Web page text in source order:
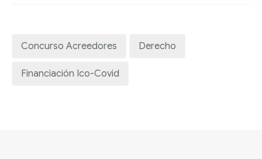
Concurso Acreedores Derecho
Financiación Ico-Covid